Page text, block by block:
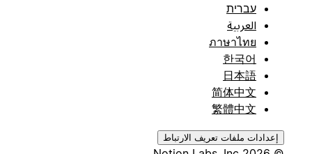
עברית
العربية
ภาษาไทย
한국어
日本語
简体中文
繁體中文
إعدادات ملفات تعريف الارتباط